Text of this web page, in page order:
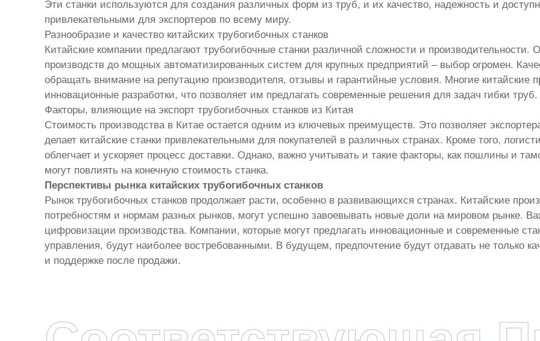
Эти станки используются для создания различных форм из труб, и их качество, надежность и
привлекательными для экспортеров по всему миру.
Разнообразие и качество китайских трубогибочных станков
Китайские компании предлагают трубогибочные станки различной сложности и производительности.
производств до мощных автоматизированных систем для крупных предприятий – выбор огромен.
обращать внимание на репутацию производителя, отзывы и гарантийные условия. Многие китайские
инновационные разработки, что позволяет им предлагать современные решения для задач гибки труб.
Факторы, влияющие на экспорт трубогибочных станков из Китая
Стоимость производства в Китае остается одним из ключевых преимуществ. Это позволяет
делает китайские станки привлекательными для покупателей в различных странах. Кроме того,
облегчает и ускоряет процесс доставки. Однако, важно учитывать и такие факторы, как пошлины и
могут повлиять на конечную стоимость станка.
Перспективы рынка китайских трубогибочных станков
Рынок трубогибочных станков продолжает расти, особенно в развивающихся странах. Китайские
потребностям и нормам разных рынков, могут успешно завоевывать новые доли на мировом рынке.
цифровизации производства. Компании, которые могут предлагать инновационные и современные
управления, будут наиболее востребованными. В будущем, предпочтение будут отдавать не только
и поддержке после продажи.